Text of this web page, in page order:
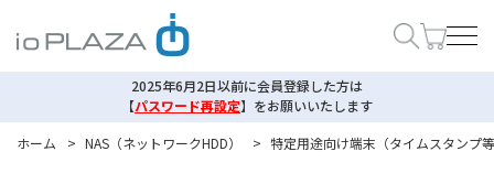
2025年6月2日以前に会員登録した方は
【パスワード再設定】 をお願いいたします
ホーム
> NAS（ネットワークHDD） > 特定用途向け端末（タイムスタンプ